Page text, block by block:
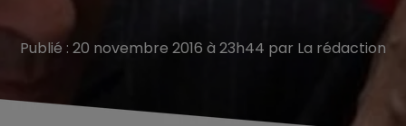
Publié : 20 novembre 2016 à 23h44 par La rédaction